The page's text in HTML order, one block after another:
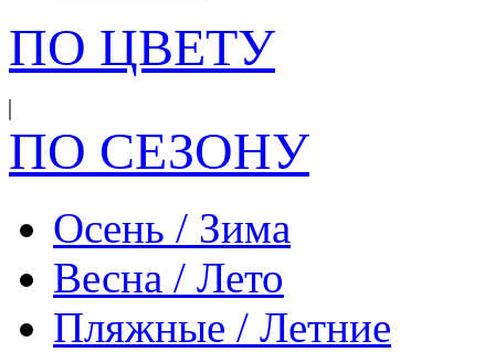
ПО ЦВЕТУ
ПО СЕЗОНУ
Осень / Зима
Весна / Лето
Пляжные / Летние